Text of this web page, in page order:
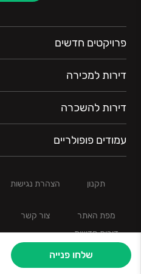
שלחו פנייה
פרויקטים חדשים
דירות למכירה
דירות להשכרה
עמודים פופולריים
תקנון הצהרת נגישות
מפת האתר
צור קשר
דירות חדשות